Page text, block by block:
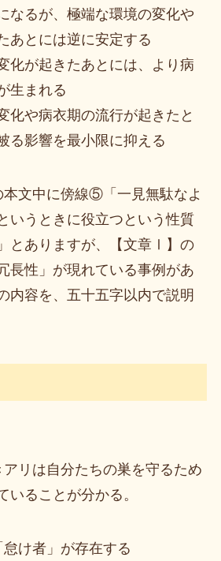
なるが、極端な環境の変化や
あとには逆に安定する
化が起きたあとには、より病
生まれる
化や病衣期の流行が起きたと
る影響を最小限に抑える
文中に傍線⑤「一見無駄なよ
いうときに役立つという性質
とありますが、【文章Ⅰ】の
長性」が現れている事例があ
内容を、五十五字以内で説明
リは自分たちの巣を守るため
いることが分かる。
け者」が存在する